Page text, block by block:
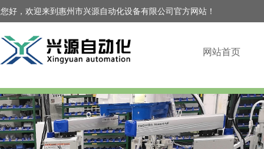
您好，欢迎来到惠州市兴源自动化设备有限公司官方网站！
网站首页